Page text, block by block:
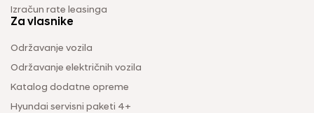
Izračun rate leasinga
Za vlasnike
Održavanje vozila
Održavanje električnih vozila
Katalog dodatne opreme
Hyundai servisni paketi 4+